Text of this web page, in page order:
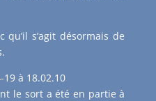
s’agit désormais de
le sort a été en partie à